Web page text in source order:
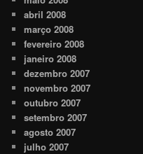
abril 2008
março 2008
fevereiro 2008
janeiro 2008
dezembro 2007
novembro 2007
outubro 2007
setembro 2007
agosto 2007
julho 2007